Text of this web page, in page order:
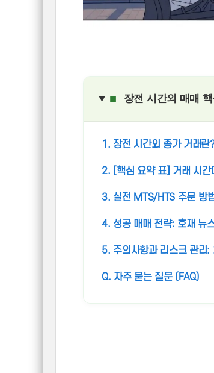
■ 장전 시간외 매매
1. 장전 시간외 종가 거래란
2. [핵심 요약 표] 거래 시간
3. 실전 MTS/HTS 주문 방
4. 성공 매매 전략: 호재 뉴
5. 주의사항과 리스크 관리:
Q. 자주 묻는 질문 (FAQ)